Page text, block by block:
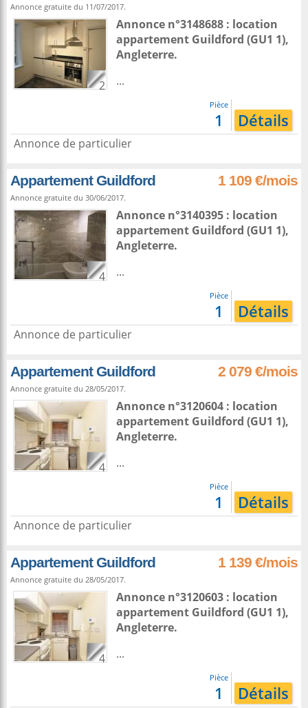
Annonce gratuite du 11/07/2017.
2
Annonce n°3148688 : location
appartement Guildford (GU1 1),
Angleterre.
...
Pièce
1 Détails
Annonce de particulier
Appartement Guildford 1 109 €/mois
Annonce gratuite du 30/06/2017.
4
Annonce n°3140395 : location
appartement Guildford (GU1 1),
Angleterre.
...
Pièce
1 Détails
Annonce de particulier
Appartement Guildford 2 079 €/mois
Annonce gratuite du 28/05/2017.
4
Annonce n°3120604 : location
appartement Guildford (GU1 1),
Angleterre.
...
Pièce
1 Détails
Annonce de particulier
Appartement Guildford 1 139 €/mois
Annonce gratuite du 28/05/2017.
4
Annonce n°3120603 : location
appartement Guildford (GU1 1),
Angleterre.
...
Pièce
1 Détails